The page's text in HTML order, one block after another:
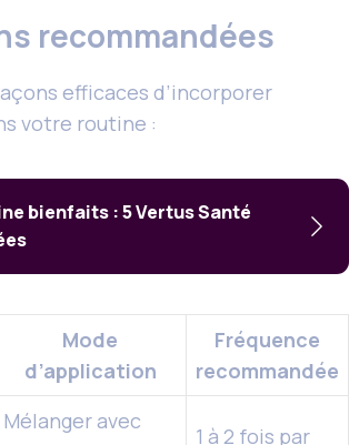
recommandées
efficaces d’incorporer
votre routine :
bienfaits : 5 Vertus Santé
Mode
d’application
Fréquence
recommandée
Mélanger avec
1 à 2 fois par